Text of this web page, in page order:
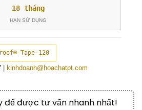
18 tháng
HẠN SỬ DỤNG
Tape-120
| kinhdoanh@hoachatpt.com
để được tư vấn nhanh nhất!